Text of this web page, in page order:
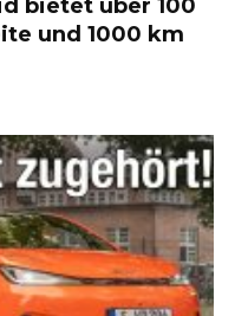
bietet über 100
und 1000 km